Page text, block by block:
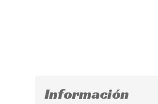
Información